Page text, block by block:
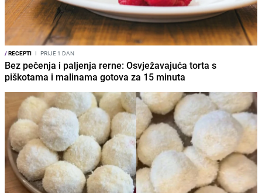
/RECEPTI I PRIJE 1 DAN
Bez pečenja i paljenja rerne: Osvježavajuća torta s
piškotama i malinama gotova za 15 minuta